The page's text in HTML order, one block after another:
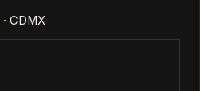
CDMX